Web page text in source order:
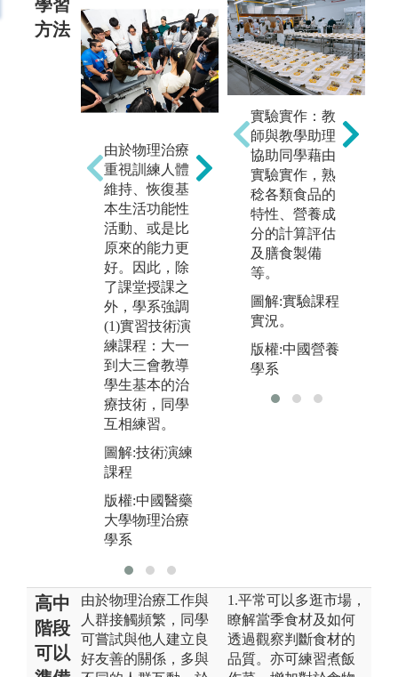
學習
方法
由於物理治療
重視訓練人體
維持、恢復基
本生活功能性
活動、或是比
原來的能力更
好。因此，除
了課堂授課之
外，學系強調
(1)實習技術演
練課程：大一
到大三會教導
學生基本的治
療技術，同學
互相練習。
圖解:技術演練
課程
版權:中國醫藥
大學物理治療
學系
(2)臨床問題邏
輯推演和決策
分析：針對不
同種類的病
人，例如：骨
科、神經科、
心肺疾患、運
動傷害、小兒
學生如何進行
檢查、判斷病
人問題和選擇
適當的治療方
實驗實作：教
師與教學助理
協助同學藉由
實驗實作，熟
稔各類食品的
特性、營養成
分的計算評估
及膳食製備
等。
圖解:實驗課程
實況。
版權:中國營養
學系
高中
階段
可以
由於物理治療工作與
人群接觸頻繁，同學
可嘗試與他人建立良
好友善的關係，多與
1.平常可以多逛市場，
瞭解當季食材及如何
透過觀察判斷食材的
品質。亦可練習煮飯